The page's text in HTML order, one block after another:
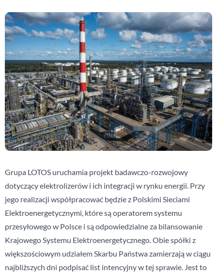
Grupa LOTOS uruchamia projekt badawczo-rozwojowy
dotyczący elektrolizerów i ich integracji w rynku energii. Przy
jego realizacji współpracować będzie z Polskimi Sieciami
Elektroenergetycznymi, które są operatorem systemu
przesyłowego w Polsce i są odpowiedzialne za bilansowanie
Krajowego Systemu Elektroenergetycznego. Obie spółki z
większościowym udziałem Skarbu Państwa zamierzają w ciągu
najbliższych dni podpisać list intencyjny w tej sprawie. Jest to